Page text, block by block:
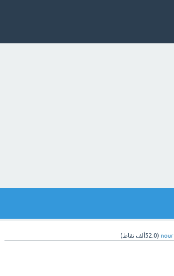
nour
(52.0ألف نقاط)